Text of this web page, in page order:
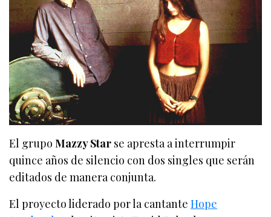
El grupoMazzy Star se apresta a interrumpir
quince años de silencio con dos singles que serán
editados de manera conjunta.
El proyecto liderado por la cantanteHope